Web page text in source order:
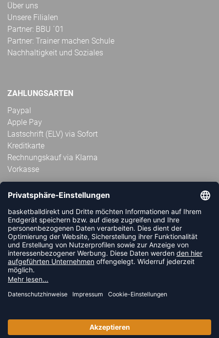
Über uns
Unsere Filialen
Partner: BBU ´01
Partner: Trainer machen Schule
Nachhaltigkeit und Soziales
ZAHLUNGSARTEN
Paypal
Apple Pay
Lastschrift (ELV) via Sofort
Kreditkarte
Rechnungskauf via Klarna
Vorkasse
ABONNIERE JETZT DEN KOSTENLOSEN
HANDBALLDIREKT-NEWSLETTER UND VERPASSE KEINE
NEUIGKEIT ODER AKTION MEHR.
JETZT ANMELDEN